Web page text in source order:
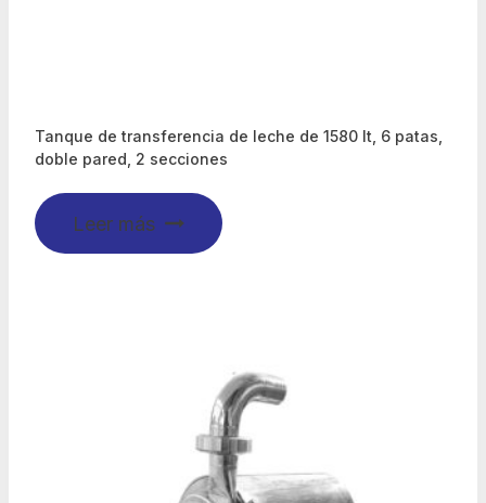
Tanque de transferencia de leche de 1580 lt, 6 patas,
doble pared, 2 secciones
Leer más